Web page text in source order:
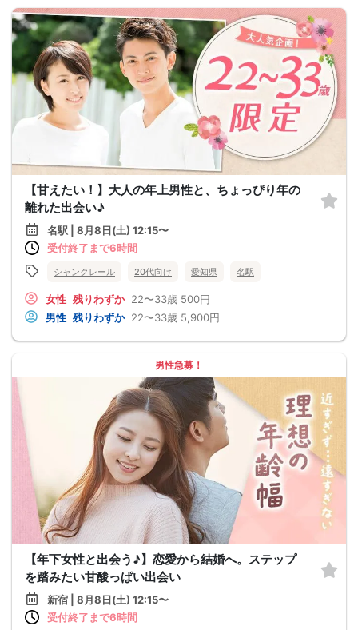
【甘えたい！】大人の年上男性と、ちょっぴり年の
離れた出会い♪
名駅 | 8月8日(土) 12:15〜
受付終了まで6時間
シャンクレール 20代向け 愛知県 名駅
女性 残りわずか 22〜33歳 500円
男性 残りわずか 22〜33歳 5,900円
男性急募！
【年下女性と出会う♪】恋愛から結婚へ。ステップ
を踏みたい甘酸っぱい出会い
新宿 | 8月8日(土) 12:15〜
受付終了まで6時間